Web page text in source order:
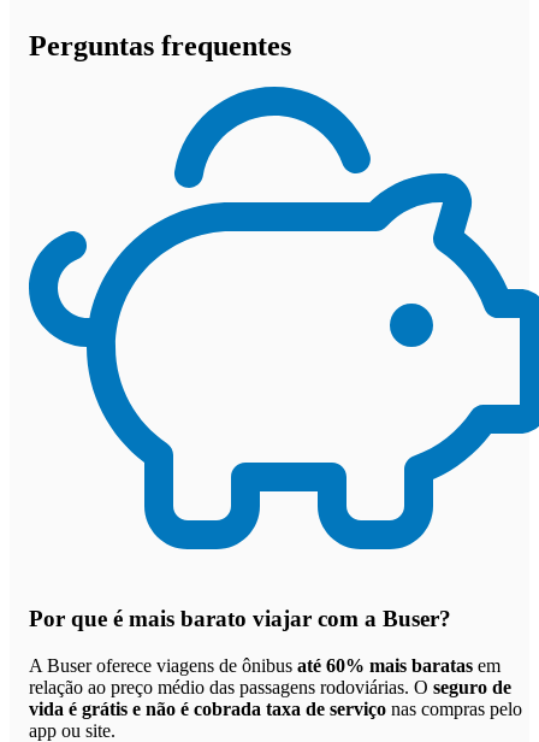
Perguntas frequentes
Por que é mais barato viajar com a Buser?
A Buser oferece viagens de ônibus até 60% mais baratas em
relação ao preço médio das passagens rodoviárias. O seguro de
vida é grátis e não é cobrada taxa de serviço nas compras pelo
app ou site.